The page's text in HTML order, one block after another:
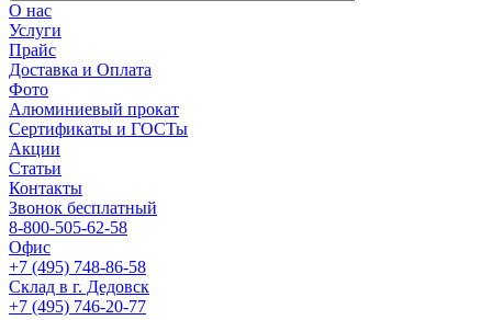
О нас
Услуги
Прайс
Доставка и Оплата
Фото
Алюминиевый прокат
Сертификаты и ГОСТы
Акции
Статьи
Контакты
Звонок бесплатный
8-800-505-62-58
Офис
+7 (495) 748-86-58
Склад в г. Дедовск
+7 (495) 746-20-77